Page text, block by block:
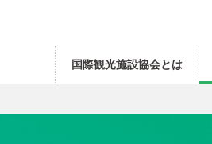
国際観光施設協会とは